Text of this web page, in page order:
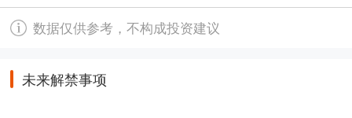
数据仅供参考，不构成投资建议
未来解禁事项